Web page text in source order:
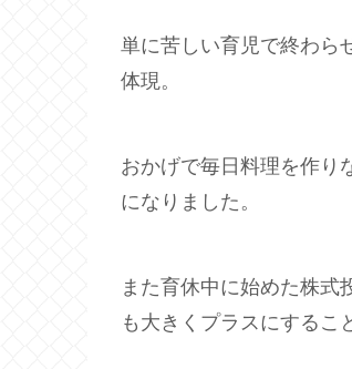
単に苦しい育児で終わら
体現。
おかげで毎日料理を作り
になりました。
また育休中に始めた株式
も大きくプラスにするこ